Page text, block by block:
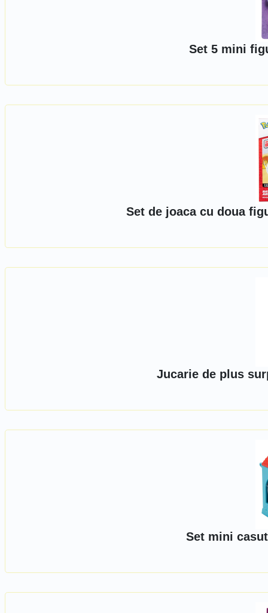
Set 5 mini
Set de joaca cu doua
Jucarie de plus
Set mini